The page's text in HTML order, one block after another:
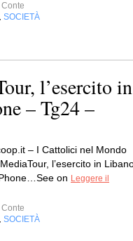
SOCIETÀ
l’esercito in
– Tg24 –
– I Cattolici nel Mondo
l’esercito in
on Leggere il
SOCIETÀ